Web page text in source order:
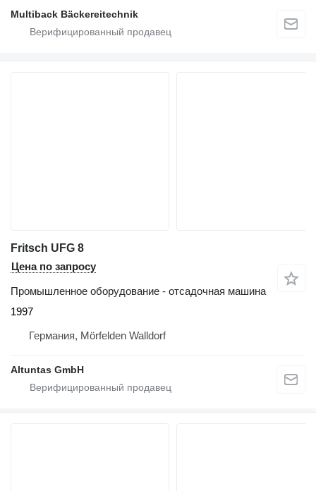
Multiback Bäckereitechnik
Fritsch UFG 8
Цена по запросу
Промышленное оборудование - отсадочная машина
1997
Германия, Mörfelden Walldorf
Altuntas GmbH